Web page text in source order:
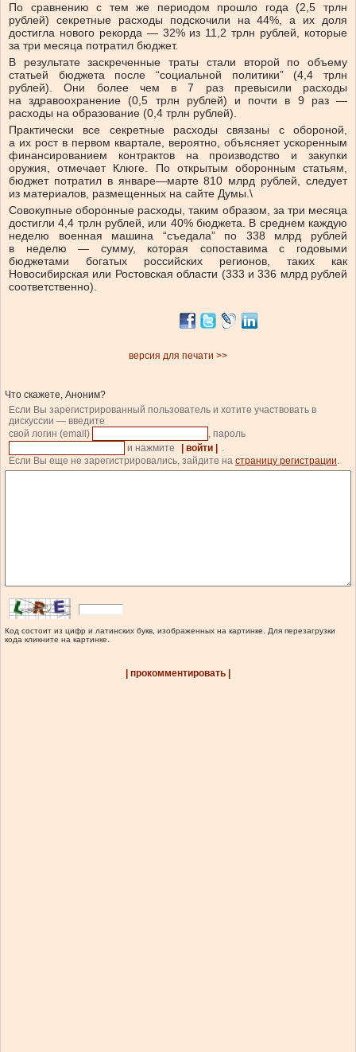
По сравнению с тем же периодом прошло года (2,5 трлн
рублей) секретные расходы подскочили на 44%, а их доля
достигла нового рекорда — 32% из 11,2 трлн рублей, которые
за три месяца потратил бюджет.
В результате заскреченные траты стали второй по объему
статьей бюджета после “социальной политики” (4,4 трлн
рублей). Они более чем в 7 раз превысили расходы
на здравоохранение (0,5 трлн рублей) и почти в 9 раз —
расходы на образование (0,4 трлн рублей).
Практически все секретные расходы связаны с обороной,
а их рост в первом квартале, вероятно, объясняет ускоренным
финансированием контрактов на производство и закупки
оружия, отмечает Клюге. По открытым оборонным статьям,
бюджет потратил в январе—марте 810 млрд рублей, следует
из материалов, размещенных на сайте Думы.\
Совокупные оборонные расходы, таким образом, за три месяца
достигли 4,4 трлн рублей, или 40% бюджета. В среднем каждую
неделю военная машина “съедала” по 338 млрд рублей
в неделю — сумму, которая сопоставима с годовыми
бюджетами богатых российских регионов, таких как
Новосибирская или Ростовская области (333 и 336 млрд рублей
соответственно).
версия для печати >>
Что скажете, Аноним?
Если Вы зарегистрированный пользователь и хотите участвовать в
дискуссии — введите
свой логин (email)
, пароль
и нажмите
| войти |
.
Если Вы еще не зарегистрировались, зайдите на страницу регистрации.
Код состоит из цифр и латинских букв, изображенных на картинке. Для перезагрузки
кода кликните на картинке.
| прокомментировать |